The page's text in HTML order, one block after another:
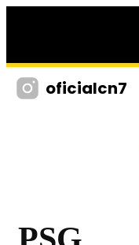
oficialcn7